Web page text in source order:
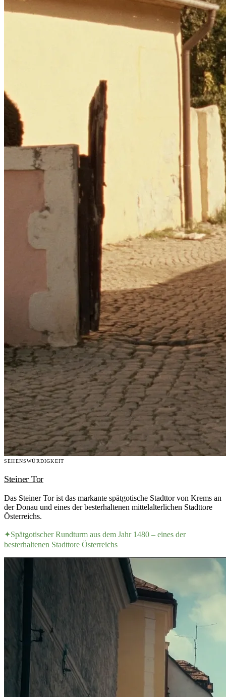
SEHENSWÜRDIGKEIT
Steiner Tor
Das Steiner Tor ist das markante spätgotische Stadttor von Krems an
der Donau und eines der besterhaltenen mittelalterlichen Stadttore
Österreichs.
✦Spätgotischer Rundturm aus dem Jahr 1480 – eines der
besterhaltenen Stadttore Österreichs